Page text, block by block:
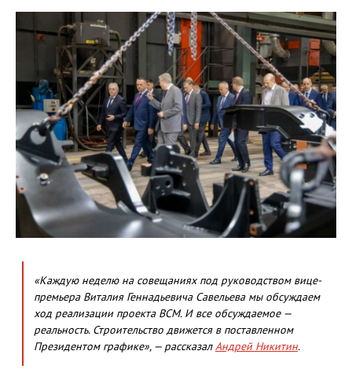
«Каждую неделю на совещаниях под руководством вице-
премьера Виталия Геннадьевича Савельева мы обсуждаем
ход реализации проекта ВСМ. И все обсуждаемое —
реальность. Строительство движется в поставленном
Президентом графике», — рассказалАндрей Никитин.